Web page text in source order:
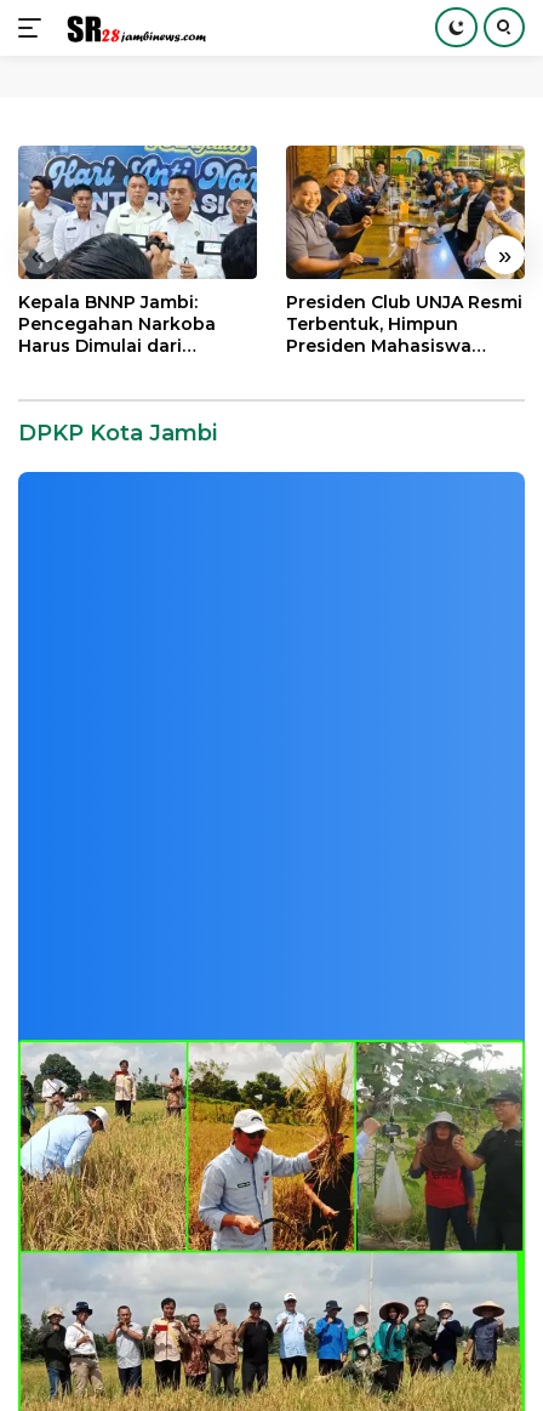
konten
« »
Kepala BNNP Jambi:
Pencegahan Narkoba
Harus Dimulai dari
Presiden Club UNJA Resmi
Terbentuk, Himpun
Presiden Mahasiswa
DPKP Kota Jambi